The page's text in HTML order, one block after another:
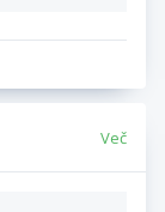
Več